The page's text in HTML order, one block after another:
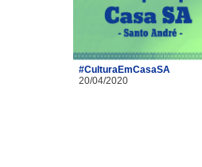
#CulturaEmCasaSA
20/04/2020